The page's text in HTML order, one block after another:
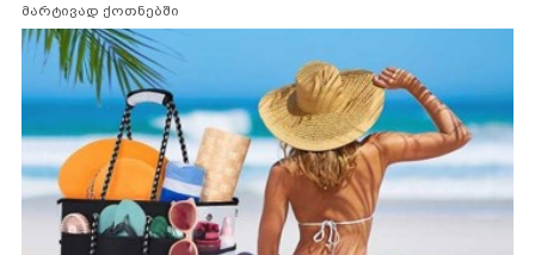
მარტივად ქოთნებში